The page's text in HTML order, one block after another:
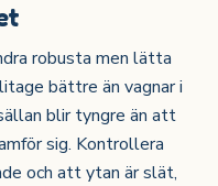
robusta men lätta
bättre än vagnar i
blir tyngre än att
sig. Kontrollera
och att ytan är slät,